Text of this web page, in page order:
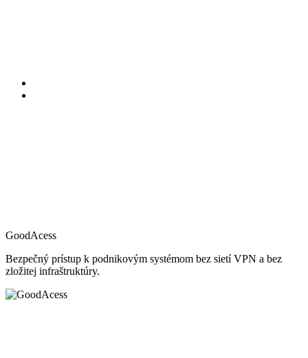
GoodAcess
Bezpečný prístup k podnikovým systémom bez sietí VPN a bez
zložitej infraštruktúry.